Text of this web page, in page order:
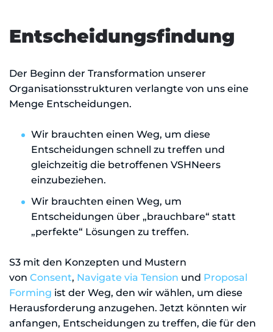
Entscheidungsfindung
Der Beginn der Transformation unserer
Organisationsstrukturen verlangte von uns eine
Menge Entscheidungen.
Wir brauchten einen Weg, um diese
Entscheidungen schnell zu treffen und
gleichzeitig die betroffenen VSHNeers
einzubeziehen.
Wir brauchten einen Weg, um
Entscheidungen über „brauchbare“ statt
„perfekte“ Lösungen zu treffen.
S3 mit den Konzepten und Mustern
von Consent, Navigate via Tension und Proposal
Forming ist der Weg, den wir wählen, um diese
Herausforderung anzugehen. Jetzt könnten wir
anfangen, Entscheidungen zu treffen, die für den